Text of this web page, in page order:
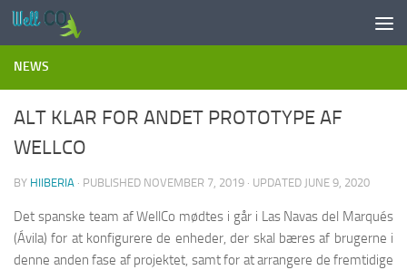
Skip to content
NEWS
ALT KLAR FOR ANDET PROTOTYPE AF
WELLCO
BY HIIBERIA · PUBLISHED NOVEMBER 7, 2019 · UPDATED JUNE 9, 2020
Det spanske team af WellCo mødtes i går i Las Navas del Marqués
(Ávila) for at konfigurere de enheder, der skal bæres af brugerne i
denne anden fase af projektet, samt for at arrangere de fremtidige